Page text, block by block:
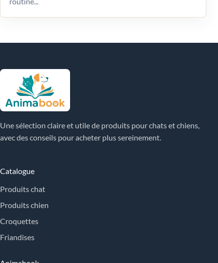
Une sélection claire et utile de produits pour chats et chiens,
avec des conseils pour acheter plus sereinement.
Catalogue
Produits chat
Produits chien
Croquettes
Friandises